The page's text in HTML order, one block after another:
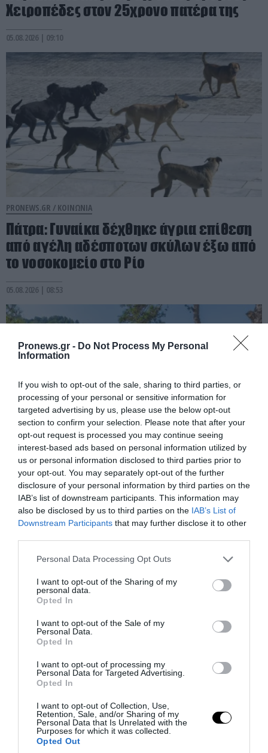
Pronews.gr - Do Not Process My Personal
Information
If you wish to opt-out of the sale, sharing to third parties, or
processing of your personal or sensitive information for
targeted advertising by us, please use the below opt-out
section to confirm your selection. Please note that after your
opt-out request is processed you may continue seeing
interest-based ads based on personal information utilized by
us or personal information disclosed to third parties prior to
your opt-out. You may separately opt-out of the further
disclosure of your personal information by third parties on the
IAB’s list of downstream participants. This information may
also be disclosed by us to third parties on the IAB’s List of
Downstream Participants that may further disclose it to other
Please note that this website/app uses one or more Google
not limited to your visit or usage behaviour. You may click to
grant or deny consent to Google and its third-party tags to
use your data for below specified purposes in below Google
consent section.
Personal Data Processing Opt Outs
I want to opt-out of the Sharing of my
personal data.
Opted In
I want to opt-out of the Sale of my
Personal Data.
Opted In
I want to opt-out of processing my
Personal Data for Targeted Advertising.
Opted In
I want to opt-out of Collection, Use,
Retention, Sale, and/or Sharing of my
Personal Data that Is Unrelated with the
Purposes for which it was collected.
Opted Out
Χειροπέδες στον 25χρονο πατέρα της
05.08.2026 | 09:10
PRONEWS.GR / ΚΟΙΝΩΝΙΑ
Πάτρα: Γυναίκα δέχθηκε άγρια επίθεση
από αγέλη αδέσποτων σκύλων έξω από
το νοσοκομείο στο Ρίο
05.08.2026 | 08:53
PRONEWS.GR /ΚΟΙΝΩΝΙΑ
Τουρισμός για Όλους 2026-2027: Σήμερα
ανοίγει η πλατφόρμα για την υποβολή
των αιτήσεων – Οι δικαιούχοι
05.08.2026 | 07:34
PRONEWS.GR /ΚΟΙΝΩΝΙΑ
Λαμία: Βανάκι «ξήλωσε» πυροσβεστικό